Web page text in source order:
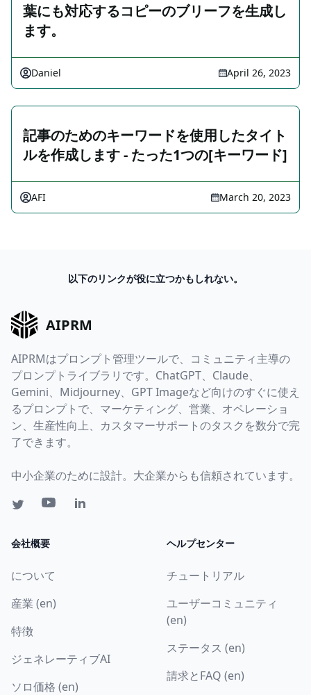
葉にも対応するコピーのブリーフを生成し
ます。
Daniel April 26, 2023
記事のためのキーワードを使用したタイト
ルを作成します - たった1つの[キーワード]
AFI March 20, 2023
以下のリンクが役に立つかもしれない。
AIPRM
AIPRMはプロンプト管理ツールで、コミュニティ主導の
プロンプトライブラリです。ChatGPT、Claude、
Gemini、Midjourney、GPT Imageなど向けのすぐに使え
るプロンプトで、マーケティング、営業、オペレーショ
ン、生産性向上、カスタマーサポートのタスクを数分で完
了できます。
中小企業のために設計。大企業からも信頼されています。
会社概要
について
産業 (en)
特徴
ジェネレーティブAI
ソロ価格 (en)
ヘルプセンター
チュートリアル
ユーザーコミュニティ
(en)
ステータス (en)
請求とFAQ (en)